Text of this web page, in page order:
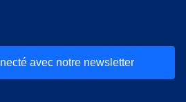
avec notre newsletter